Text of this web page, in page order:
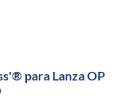
para Lanza OP